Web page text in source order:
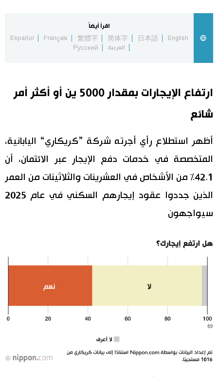
مجتمع
ثقافة
طوكيو
اقرأ أيضاً
English
日本語
简体字
繁體字
Français
Español
العربية
Русский
ارتفاع الإيجارات بمقدار 5000 ين أو أكثر أمر
شائع
أظهر استطلاع رأي أجرته شركة ”كريكاري“ اليابانية،
المتخصصة في خدمات دفع الإيجار عبر الائتمان، أن
42.1% من الأشخاص في العشرينات والثلاثينات من العمر
الذين جددوا عقود إيجارهم السكني في عام 2025
سيواجهون